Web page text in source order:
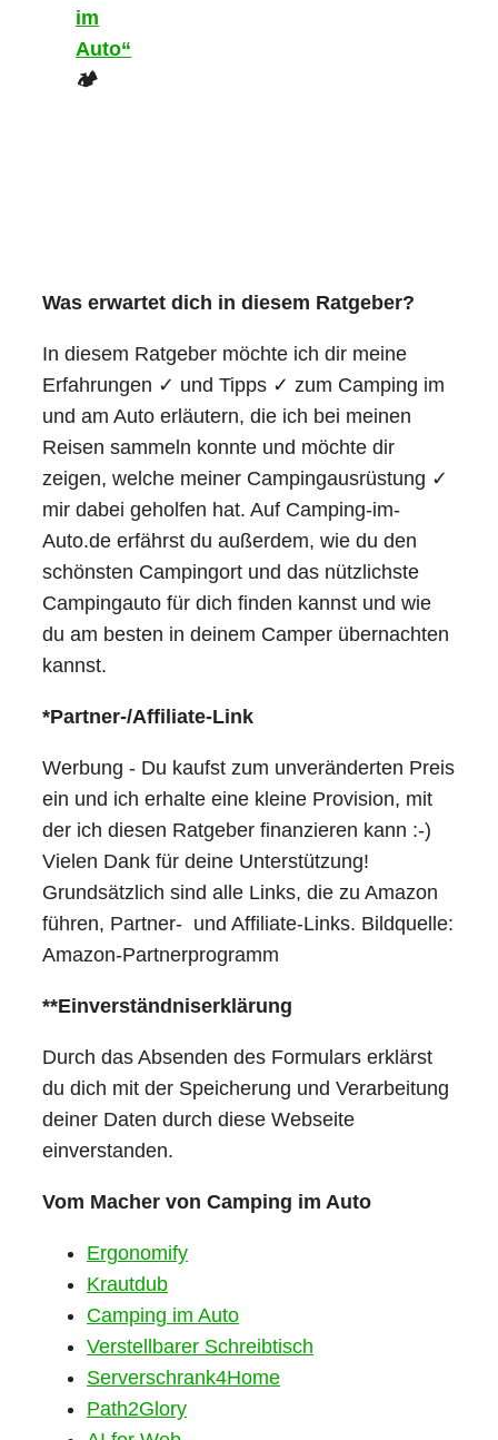
im
Auto“
🏕️
Was erwartet dich in diesem Ratgeber?
In diesem Ratgeber möchte ich dir meine
Erfahrungen ✓ und Tipps ✓ zum Camping im
und am Auto erläutern, die ich bei meinen
Reisen sammeln konnte und möchte dir
zeigen, welche meiner Campingausrüstung ✓
mir dabei geholfen hat. Auf Camping-im-
Auto.de erfährst du außerdem, wie du den
schönsten Campingort und das nützlichste
Campingauto für dich finden kannst und wie
du am besten in deinem Camper übernachten
kannst.
*Partner-/Affiliate-Link
Werbung - Du kaufst zum unveränderten Preis
ein und ich erhalte eine kleine Provision, mit
der ich diesen Ratgeber finanzieren kann :-)
Vielen Dank für deine Unterstützung!
Grundsätzlich sind alle Links, die zu Amazon
führen, Partner- und Affiliate-Links. Bildquelle:
Amazon-Partnerprogramm
**Einverständniserklärung
Durch das Absenden des Formulars erklärst
du dich mit der Speicherung und Verarbeitung
deiner Daten durch diese Webseite
einverstanden.
Vom Macher von Camping im Auto
Ergonomify
Krautdub
Camping im Auto
Verstellbarer Schreibtisch
Serverschrank4Home
Path2Glory